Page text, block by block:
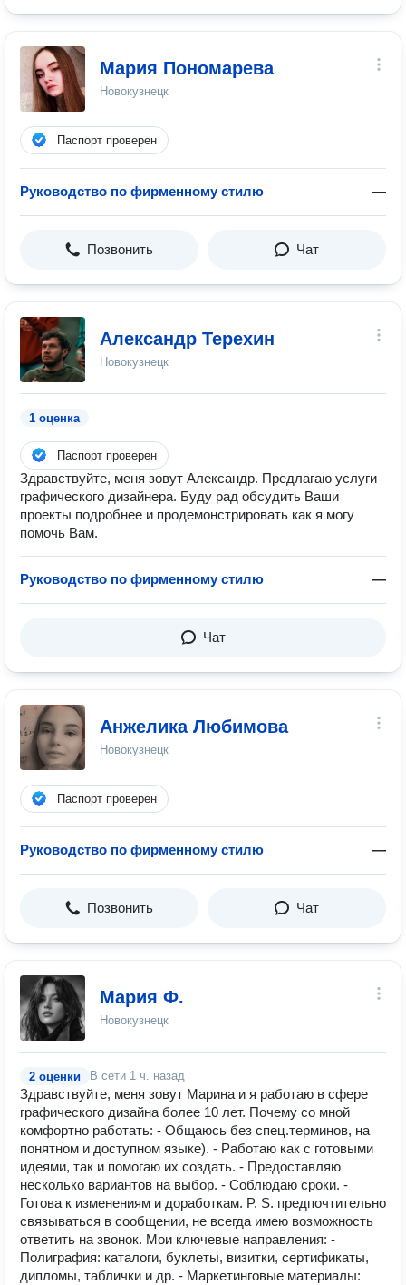
Мария Пономарева
Новокузнецк
Паспорт проверен
Руководство по фирменному стилю —
Позвонить Чат
Александр Терехин
Новокузнецк
1 оценка
Паспорт проверен
Здравствуйте, меня зовут Александр. Предлагаю услуги
графического дизайнера. Буду рад обсудить Ваши
проекты подробнее и продемонстрировать как я могу
помочь Вам.
Руководство по фирменному стилю —
Чат
Анжелика Любимова
Новокузнецк
Паспорт проверен
Руководство по фирменному стилю —
Позвонить Чат
Мария Ф.
Новокузнецк
2 оценки В сети 1 ч. назад
Здравствуйте, меня зовут Марина и я работаю в сфере
графического дизайна более 10 лет. Почему со мной
комфортно работать: - Общаюсь без спец.терминов, на
понятном и доступном языке). - Работаю как с готовыми
идеями, так и помогаю их создать. - Предоставляю
несколько вариантов на выбор. - Соблюдаю сроки. -
Готова к изменениям и доработкам. P. S. предпочтительно
связываться в сообщении, не всегда имею возможность
ответить на звонок. Мои ключевые направления: -
Полиграфия: каталоги, буклеты, визитки, сертификаты,
дипломы, таблички и др. - Маркетинговые материалы: